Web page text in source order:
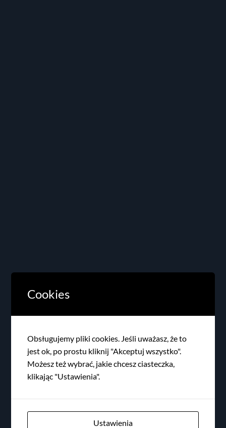
Cookies
Obsługujemy pliki cookies. Jeśli uważasz, że to
jest ok, po prostu kliknij "Akceptuj wszystko".
Możesz też wybrać, jakie chcesz ciasteczka,
klikając "Ustawienia".
Ustawienia